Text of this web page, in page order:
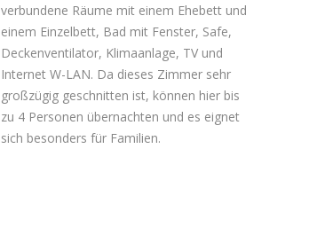
verbundene Räume mit einem Ehebett und
einem Einzelbett, Bad mit Fenster, Safe,
Deckenventilator, Klimaanlage, TV und
Internet W-LAN. Da dieses Zimmer sehr
großzügig geschnitten ist, können hier bis
zu 4 Personen übernachten und es eignet
sich besonders für Familien.